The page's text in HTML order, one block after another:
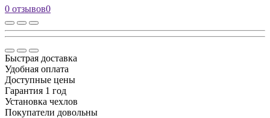
0 отзывов0
Быстрая доставка
Удобная оплата
Доступные цены
Гарантия 1 год
Установка чехлов
Покупатели довольны